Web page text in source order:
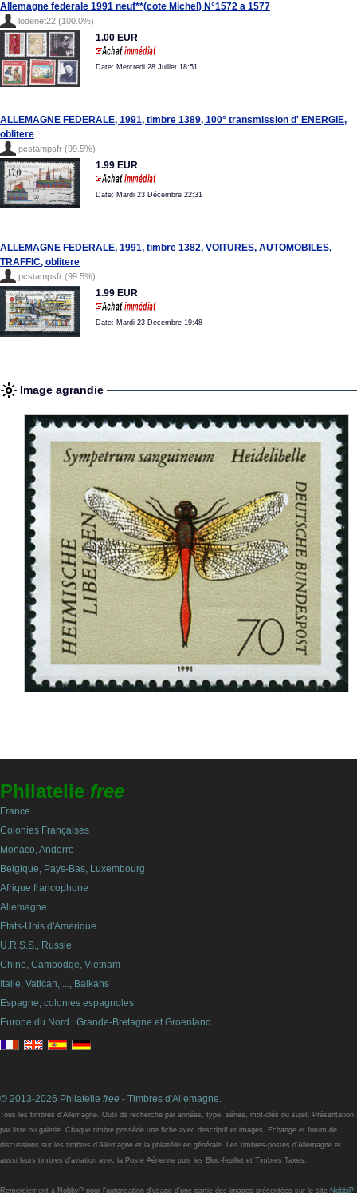
Allemagne federale 1991 neuf**(cote Michel) N°1572 a 1577
lodenet22 (100.0%)
1.00 EUR
Date: Mercredi 28 Juillet 18:51
ALLEMAGNE FEDERALE, 1991, timbre 1389, 100° transmission d' ENERGIE,
oblitere
pcstampsfr (99.5%)
1.99 EUR
Date: Mardi 23 Décembre 22:31
ALLEMAGNE FEDERALE, 1991, timbre 1382, VOITURES, AUTOMOBILES,
TRAFFIC, oblitere
pcstampsfr (99.5%)
1.99 EUR
Date: Mardi 23 Décembre 19:48
Image agrandie
Philatelie free
France
Colonies Françaises
Monaco, Andorre
Belgique, Pays-Bas, Luxembourg
Afrique francophone
Allemagne
Etats-Unis d'Amerique
U.R.S.S., Russie
Chine, Cambodge, Vietnam
Italie, Vatican, ..., Balkans
Espagne, colonies espagnoles
Europe du Nord : Grande-Bretagne et Groenland
© 2013-2026 Philatelie free - Timbres d'Allemagne.
Tous les timbres d'Allemagne. Outil de recherche par années, type, séries, mot-clés ou sujet. Présentation
par liste ou galerie. Chaque timbre possède une fiche avec descriptif et images. Echange et forum de
discussions sur les timbres d'Allemagne et la philatélie en générale. Les timbres-postes d'Allemagne et
aussi leurs timbres d'aviation avec la Poste Aérienne puis les Bloc-feuillet et Timbres Taxes.
Remerciement à NobbyP pour l'autorisation d'usage d'une partie des images présentées sur le site NobbiP